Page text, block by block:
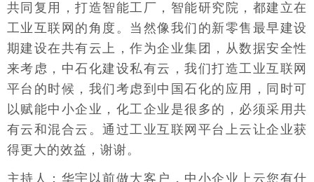
共同复用，打造智能工厂，智能研究院，都建立在
工业互联网的角度。当然像我们的新零售最早建设
期建设在共有云上，作为企业集团，从数据安全性
来考虑，中石化建设私有云，我们打造工业互联网
平台的时候，我们考虑到中国石化的应用，同时可
以赋能中小企业，化工企业是很多的，必须采用共
有云和混合云。通过工业互联网平台上云让企业获
得更大的效益，谢谢。
主持人：华宇以前做大客户，中小企业上云您有什